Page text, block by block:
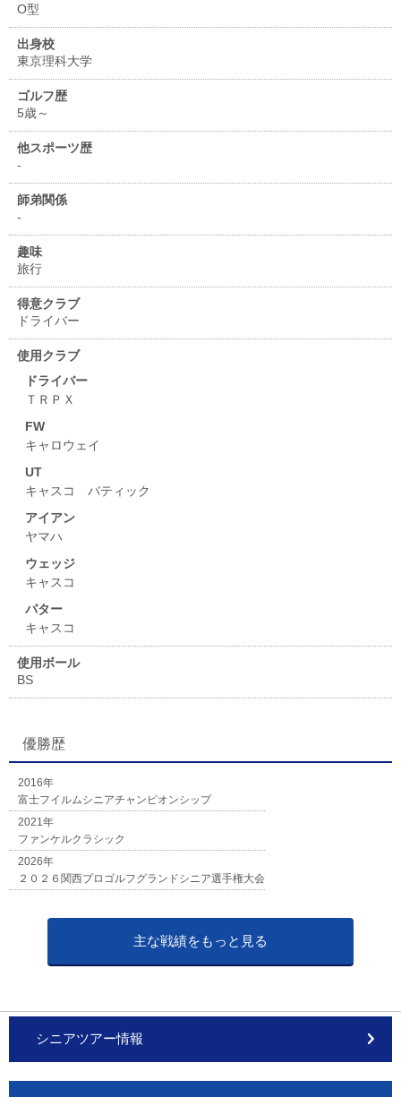
O型
出身校
東京理科大学
ゴルフ歴
5歳～
他スポーツ歴
-
師弟関係
-
趣味
旅行
得意クラブ
ドライバー
使用クラブ
ドライバー
ＴＲＰＸ
FW
キャロウェイ
UT
キャスコ バティック
アイアン
ヤマハ
ウェッジ
キャスコ
パター
キャスコ
使用ボール
BS
優勝歴
2016年
富士フイルムシニアチャンピオンシップ
2021年
ファンケルクラシック
2026年
２０２６関西プロゴルフグランドシニア選手権大会
主な戦績をもっと見る
シニアツアー情報